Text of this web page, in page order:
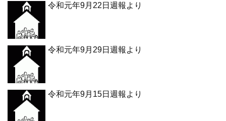
令和元年9月22日週報より
令和元年9月29日週報より
令和元年9月15日週報より